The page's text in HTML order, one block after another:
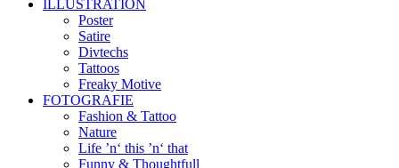
ILLUSTRATION
Poster
Satire
Divtechs
Tattoos
Freaky Motive
FOTOGRAFIE
Fashion & Tattoo
Nature
Life ’n‘ this ’n‘ that
Funny & Thoughtfull